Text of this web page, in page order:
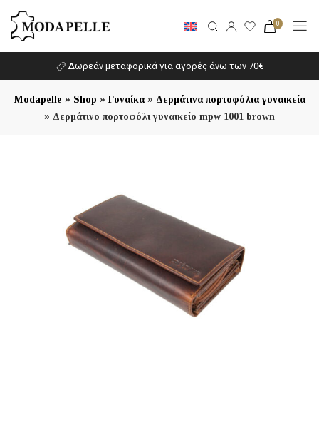
0
Δωρεάν μεταφορικά για αγορές άνω των 70€
Modapelle » Shop » Γυναίκα» Δερμάτινα πορτοφόλια γυναικεία
» Δερμάτινο πορτοφόλι γυναικείο mpw 1001 brown